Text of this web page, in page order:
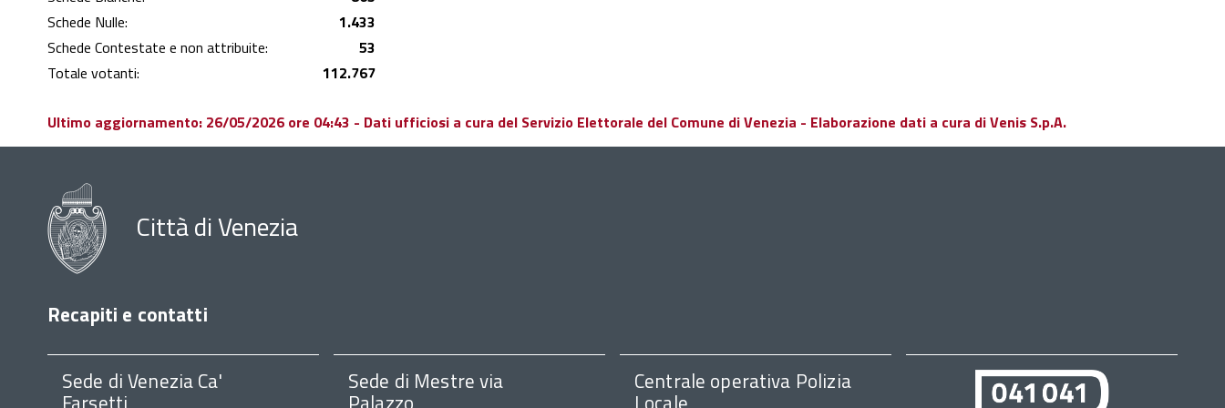
Schede Nulle:
1.433
Schede Contestate e non attribuite:
53
Totale votanti:
112.767
Ultimo aggiornamento: 26/05/2026 ore 04:43 - Dati ufficiosi a cura del Servizio Elettorale del Comune di Venezia - Elaborazione dati a cura di Venis S.p.A.
Città di Venezia
Recapiti e contatti
Sede di Venezia Ca' Sede di Mestre via Centrale operativa Polizia